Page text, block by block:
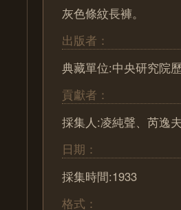
灰色條紋長褲。
出版者：
典藏單位:中央研究院
貢獻者：
採集人:凌純聲、芮逸
日期：
採集時間:1933
格式：